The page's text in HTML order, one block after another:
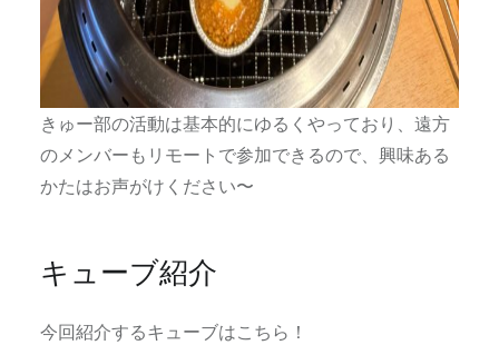
きゅー部の活動は基本的にゆるくやっており、遠方
のメンバーもリモートで参加できるので、興味ある
かたはお声がけください〜
キューブ紹介
今回紹介するキューブはこちら！